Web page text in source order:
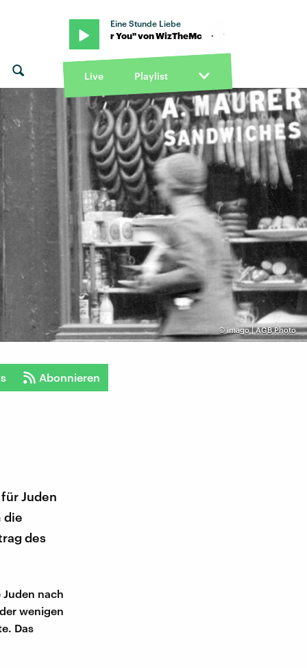
Eine Stunde Liebe
"Wait For You" von WizTheMc · "Wait For You" von WizTheMc
Live Playlist
© imago | AGB Photo
Abonnieren
Juden
die
des
nach
wenigen
Das